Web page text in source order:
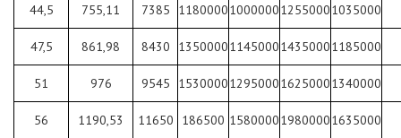
44,5 755,11 7385 1180000100000012550001035000
47,5 861,98 8430 1350000114500014350001185000
51 976 9545 1530000129500016250001340000
56 1190,53 11650 186500 158000019800001635000